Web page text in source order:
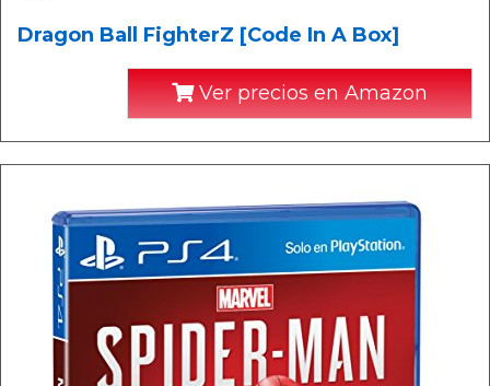
Dragon Ball FighterZ [Code In A Box]
Ver precios en Amazon